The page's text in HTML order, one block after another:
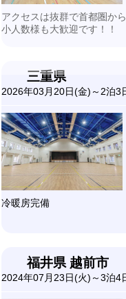
アクセスは抜群で首都圏か
小人数様も大歓迎です！！
三重県
2026年03月20日(金)～2泊3
冷暖房完備
福井県 越前市
2024年07月23日(火)～3泊4